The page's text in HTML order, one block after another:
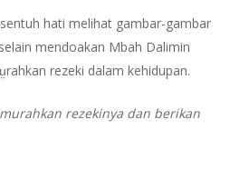
hati melihat gambar-gambar
mendoakan Mbah Dalimin
rezeki dalam kehidupan.
rezekinya dan berikan